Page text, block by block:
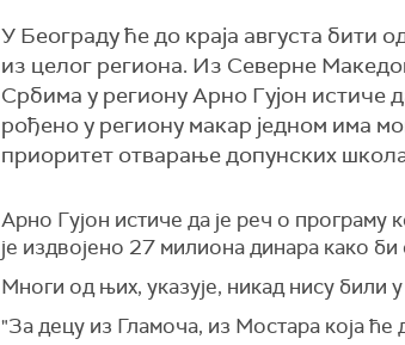
У Београду ће до краја августа бити
из целог региона. Из Северне
Србима у региону Арно Гујон истиче
рођено у региону макар једном има
приоритет отварање допунских
Арно Гујон истиче да је реч о програму
је издвојено 27 милиона динара како би
Многи од њих, указује, никад нису били
"За децу из Гламоча, из Мостара која ће